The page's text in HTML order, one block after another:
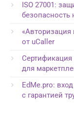
ISO 27001:
от uCaller
для
EdMe.pro:
с гарантией